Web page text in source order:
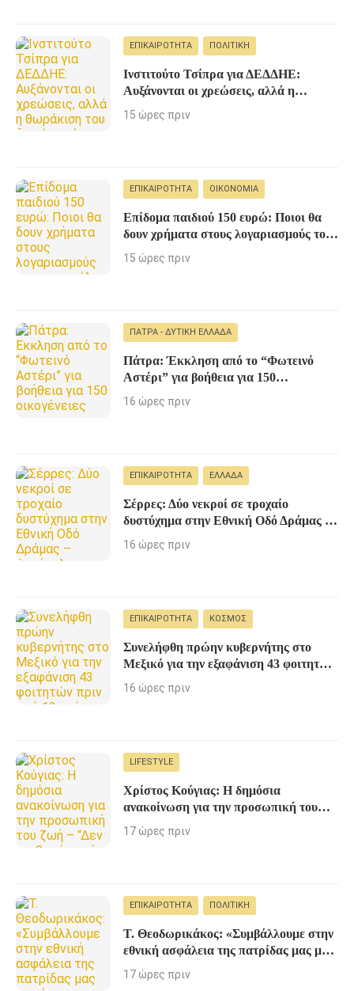
ΕΠΙΚΑΙΡΌΤΗΤΑ ΠΟΛΙΤΙΚΉ
Ινστιτούτο Τσίπρα για ΔΕΔΔΗΕ:
Αυξάνονται οι χρεώσεις, αλλά η
θωράκιση του δικτύου μένει πίσω
15 ώρες πριν
ΕΠΙΚΑΙΡΌΤΗΤΑ ΟΙΚΟΝΟΜΊΑ
Επίδομα παιδιού 150 ευρώ: Ποιοι θα
δουν χρήματα στους λογαριασμούς τους
στο τέλος Αυγούστου
15 ώρες πριν
ΠΆΤΡΑ - ΔΥΤΙΚΉ ΕΛΛΆΔΑ
Πάτρα: Έκκληση από το “Φωτεινό
Αστέρι” για βοήθεια για 150
οικογένειες
16 ώρες πριν
ΕΠΙΚΑΙΡΌΤΗΤΑ ΕΛΛΆΔΑ
Σέρρες: Δύο νεκροί σε τροχαίο
δυστύχημα στην Εθνική Οδό Δράμας –
Αμφίπολης
16 ώρες πριν
ΕΠΙΚΑΙΡΌΤΗΤΑ ΚΌΣΜΟΣ
Συνελήφθη πρώην κυβερνήτης στο
Μεξικό για την εξαφάνιση 43 φοιτητών
πριν από 12 χρόνια
16 ώρες πριν
LIFESTYLE
Χρίστος Κούγιας: Η δημόσια
ανακοίνωση για την προσωπική του
ζωή – “Δεν επιθυμώ καμία ενασχόληση
από τα ΜΜΕ”
17 ώρες πριν
ΕΠΙΚΑΙΡΌΤΗΤΑ ΠΟΛΙΤΙΚΉ
Τ. Θεοδωρικάκος: «Συμβάλλουμε στην
εθνική ασφάλεια της πατρίδας μας με
νέο αναπτυξιακό καθεστώς για την
Άμυνα»
17 ώρες πριν